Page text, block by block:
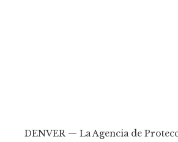
DENVER — La Agencia de